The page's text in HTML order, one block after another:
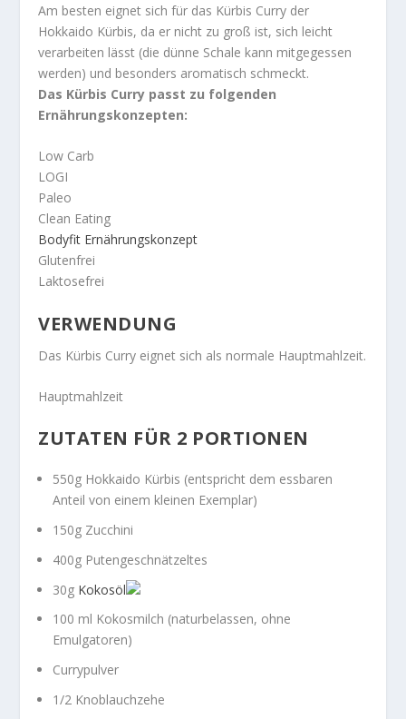
Am besten eignet sich für das Kürbis Curry der
Hokkaido Kürbis, da er nicht zu groß ist, sich leicht
verarbeiten lässt (die dünne Schale kann mitgegessen
werden) und besonders aromatisch schmeckt.
Das Kürbis Curry passt zu folgenden
Ernährungskonzepten:
Low Carb
LOGI
Paleo
Clean Eating
Bodyfit Ernährungskonzept
Glutenfrei
Laktosefrei
VERWENDUNG
Das Kürbis Curry eignet sich als normale Hauptmahlzeit.
Hauptmahlzeit
ZUTATEN FÜR 2 PORTIONEN
550g Hokkaido Kürbis (entspricht dem essbaren
Anteil von einem kleinen Exemplar)
150g Zucchini
400g Putengeschnätzeltes
30g Kokosöl
100 ml Kokosmilch (naturbelassen, ohne
Emulgatoren)
Currypulver
1/2 Knoblauchzehe